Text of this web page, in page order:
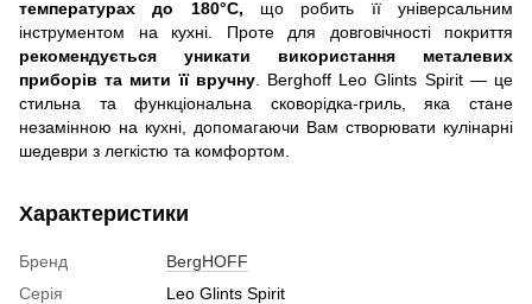
температурах до 180°C, що робить її універсальним
інструментом на кухні. Проте для довговічності покриття
рекомендується уникати використання металевих
приборів та мити її вручну. Berghoff Leo Glints Spirit — це
стильна та функціональна сковорідка-гриль, яка стане
незамінною на кухні, допомагаючи Вам створювати кулінарні
шедеври з легкістю та комфортом.
Характеристики
Бренд
BergHOFF
Серія
Leo Glints Spirit